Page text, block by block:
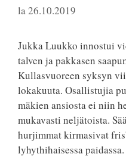
la 26.10.2019
Jukka Luukko innostui
talven ja pakkasen
Kullasvuoreen syksyn
lokakuuta. Osallistujia
mäkien ansiosta ei niin
mukavasti neljätoista.
hurjimmat kirmasivat
lyhythihaisessa paidassa.